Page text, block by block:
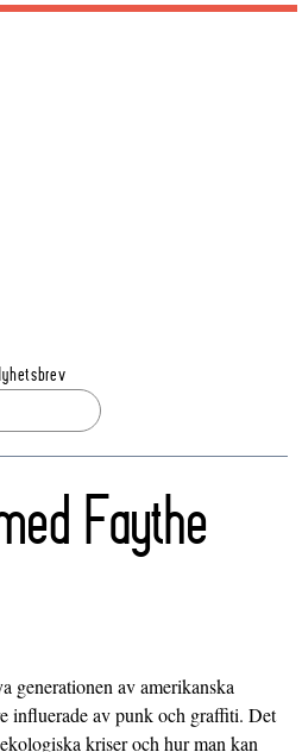
Faythe
generationen av amerikanska
influerade av punk och graffiti. Det
kriser och hur man kan